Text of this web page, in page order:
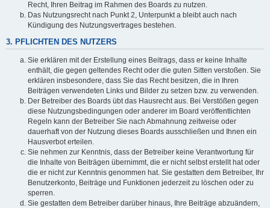
Recht, Ihren Beitrag im Rahmen des Boards zu nutzen.
Das Nutzungsrecht nach Punkt 2, Unterpunkt a bleibt auch nach
Kündigung des Nutzungsvertrages bestehen.
3. PFLICHTEN DES NUTZERS
Sie erklären mit der Erstellung eines Beitrags, dass er keine Inhalte
enthält, die gegen geltendes Recht oder die guten Sitten verstoßen. Sie
erklären insbesondere, dass Sie das Recht besitzen, die in Ihren
Beiträgen verwendeten Links und Bilder zu setzen bzw. zu verwenden.
Der Betreiber des Boards übt das Hausrecht aus. Bei Verstößen gegen
diese Nutzungsbedingungen oder anderer im Board veröffentlichten
Regeln kann der Betreiber Sie nach Abmahnung zeitweise oder
dauerhaft von der Nutzung dieses Boards ausschließen und Ihnen ein
Hausverbot erteilen.
Sie nehmen zur Kenntnis, dass der Betreiber keine Verantwortung für
die Inhalte von Beiträgen übernimmt, die er nicht selbst erstellt hat oder
die er nicht zur Kenntnis genommen hat. Sie gestatten dem Betreiber, Ihr
Benutzerkonto, Beiträge und Funktionen jederzeit zu löschen oder zu
sperren.
Sie gestatten dem Betreiber darüber hinaus, Ihre Beiträge abzuändern,